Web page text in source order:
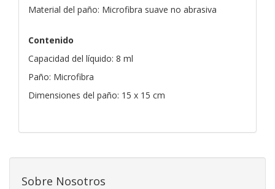
Material del paño: Microfibra suave no abrasiva
Contenido
Capacidad del líquido: 8 ml
Paño: Microfibra
Dimensiones del paño: 15 x 15 cm
Sobre Nosotros